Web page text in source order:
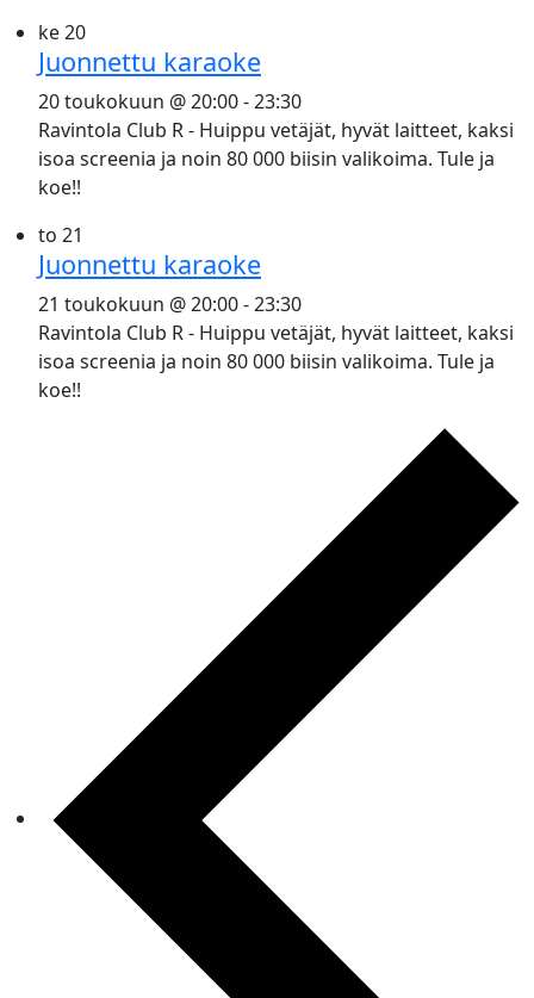
ke20
Juonnettu karaoke
20 toukokuun @ 20:00-23:30
Ravintola Club R - Huippu vetäjät, hyvät laitteet, kaksi
isoa screenia ja noin 80 000 biisin valikoima. Tule ja
koe!!
to 21
Juonnettu karaoke
21 toukokuun @ 20:00-23:30
Ravintola Club R - Huippu vetäjät, hyvät laitteet, kaksi
isoa screenia ja noin 80 000 biisin valikoima. Tule ja
koe!!